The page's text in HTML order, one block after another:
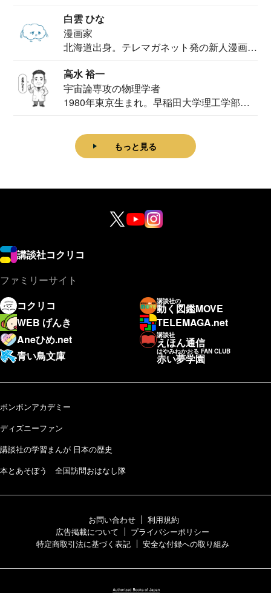
白雲 ひな
漫画家
北海道出身。テレマガネット発の新人漫画
高水 裕一
宇宙論専攻の物理学者
1980年東京生まれ。早稲田大学理工学部物
もっと見る
講談社コクリコ
ファミリーサイト
コクリコ
講談社の
動く図鑑MOVE
WEB げんき
TELEMAGA.net
Aneひめ.net
講談社
えほん通信
青い鳥文庫
はやみねかおる FAN CLUB
赤い夢学園
ボンボンアカデミー
ディズニーファン
講談社の学習まんが 日本の歴史
本とあそぼう 全国訪問おはなし隊
お問い合わせ
利用規約
広告掲載について
プライバシーポリシー
特定商取引法に基づく表記
安全な付録への取り組み